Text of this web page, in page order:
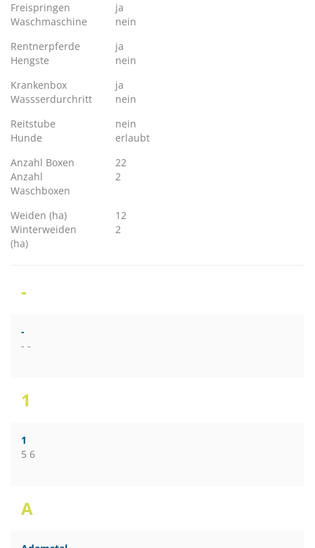
Freispringen
ja
Waschmaschine
nein
Rentnerpferde
ja
Hengste
nein
Krankenbox
ja
Wassserdurchritt
nein
Reitstube
nein
Hunde
erlaubt
Anzahl Boxen
22
Anzahl
Waschboxen
2
Weiden (ha)
12
Winterweiden
(ha)
2
-
-
- -
1
1
5 6
A